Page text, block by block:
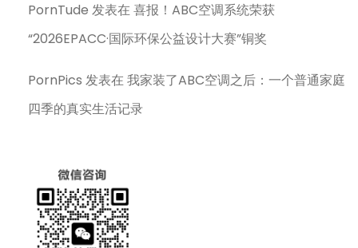
PornTude 发表在喜报！ABC空调系统荣获
“2026EPACC·国际环保公益设计大赛”铜奖
PornPics 发表在我家装了ABC空调之后：一个普通家庭
四季的真实生活记录